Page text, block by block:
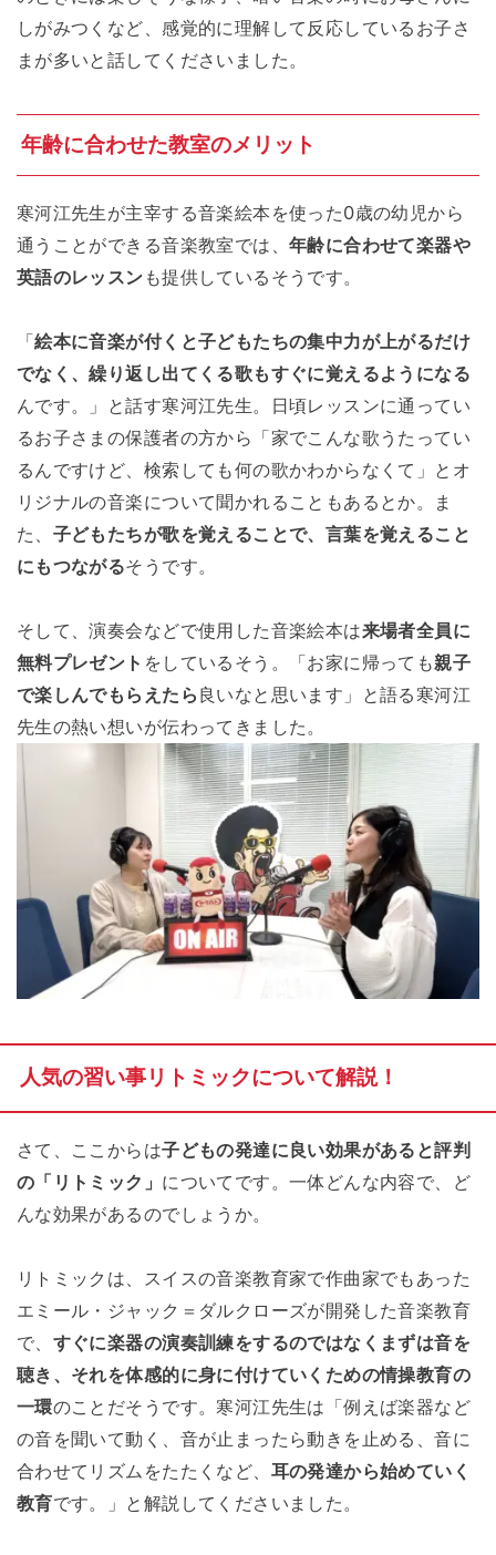
しがみつくなど、感覚的に理解して反応しているお子さ
まが多いと話してくださいました。
年齢に合わせた教室のメリット
寒河江先生が主宰する音楽絵本を使った0歳の幼児から
通うことができる音楽教室では、 年齢に合わせて楽器や
英語のレッスン も提供しているそうです。
「絵本に音楽が付くと子どもたちの集中力が上がるだけ
でなく、繰り返し出てくる歌もすぐに覚えるようになる
んです。」と話す寒河江先生。日頃レッスンに通ってい
るお子さまの保護者の方から「家でこんな歌うたってい
るんですけど、検索しても何の歌かわからなくて」とオ
リジナルの音楽について聞かれることもあるとか。ま
た、 子どもたちが歌を覚えることで、言葉を覚えること
にもつながるそうです。
そして、演奏会などで使用した音楽絵本は来場者全員に
無料プレゼント をしているそう。「お家に帰っても親子
で楽しんでもらえたら 良いなと思います」と語る寒河江
先生の熱い想いが伝わってきました。
人気の習い事リトミックについて解説！
さて、ここからは子どもの発達に良い効果があると評判
の「リトミック」 についてです。一体どんな内容で、ど
んな効果があるのでしょうか。
リトミックは、スイスの音楽教育家で作曲家でもあった
エミール・ジャック＝ダルクローズが開発した音楽教育
で、 すぐに楽器の演奏訓練をするのではなくまずは音を
聴き、それを体感的に身に付けていくための情操教育の
一環のことだそうです。寒河江先生は「例えば楽器など
の音を聞いて動く、音が止まったら動きを止める、音に
合わせてリズムをたたくなど、 耳の発達から始めていく
教育です。」と解説してくださいました。